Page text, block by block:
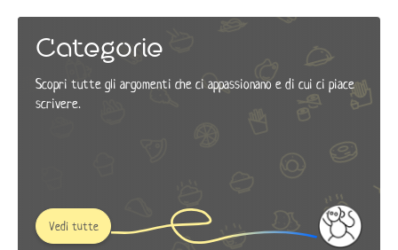
Categorie
Scopri tutte gli argomenti che ci appassionano e di cui ci piace
scrivere.
Vedi tutte